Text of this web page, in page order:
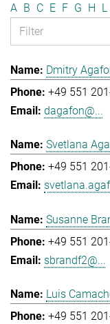
A B C E F G H L
Dmitry
+49 551
dagafon@...
Svetlana
+49 551
Susanne
+49 551
sbrandf2@...
Luis
+49 551